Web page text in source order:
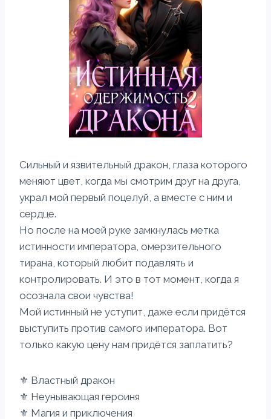
Сильный и язвительный дракон, глаза которого
меняют цвет, когда мы смотрим друг на друга,
украл мой первый поцелуй, а вместе с ним и
сердце.
Но после на моей руке замкнулась метка
истинности императора, омерзительного
тирана, который любит подавлять и
контролировать. И это в тот момент, когда я
осознала свои чувства!
Мой истинный не уступит, даже если придётся
выступить против самого императора. Вот
только какую цену нам придётся заплатить?
⚜ Властный дракон
⚜ Неунывающая героиня
⚜ Магия и приключения